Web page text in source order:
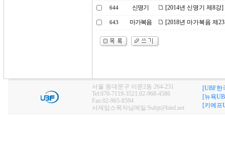
644 신명기 [2014년 신명기 제8강
643 마가복음 [2018년 마가복음 제
서울 동대문구 이문2동 264-231
Tel:070-7119-3521,02-968-4586
Fax:02-965-8594
서제임스목자님메일:Suhjt@hitel.net
[UBF한
[뉴욕
[키에프